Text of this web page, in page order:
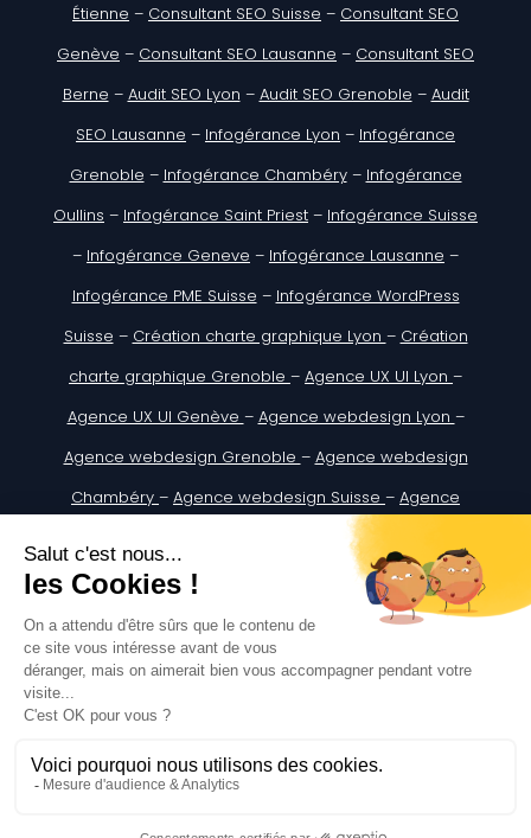
Étienne – Consultant SEO Suisse – Consultant SEO
Genève – Consultant SEO Lausanne – Consultant SEO
Berne – Audit SEO Lyon – Audit SEO Grenoble – Audit
SEO Lausanne – Infogérance Lyon – Infogérance
Grenoble – Infogérance Chambéry– Infogérance
Oullins – Infogérance Saint Priest – Infogérance Suisse
– Infogérance Geneve – Infogérance Lausanne –
Infogérance PME Suisse – Infogérance WordPress
Suisse – Création charte graphique Lyon – Création
charte graphique Grenoble – Agence UX UI Lyon –
Agence UX UI Genève – Agence webdesign Lyon –
Agence webdesign Grenoble – Agence webdesign
Chambéry – Agence webdesign Suisse – Agence
Agence webdesign Lausanne
Digitify SASU au Capital de : 5 000€
ADRESSE : 333 A Rue du Doyen Georges Chapas, 69009
SIREN: 907932057 | N°TVA:FR02907932057
Assurances Multirisque Professionnelle portant le n°
© 2025 DigitiFy . Tous les droits réservés |
légales|